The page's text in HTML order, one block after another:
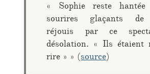
« Sophie reste
sourires glaçants de
réjouis par ce
désolation. « Ils étaient
rire » » (source)